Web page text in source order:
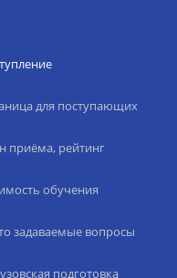
для поступающих
приёма, рейтинг
обучения
задаваемые вопросы
подготовка